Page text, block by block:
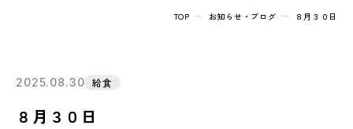
TOP お知らせ・ブログ ８月３０日
2025.08.30 給食
８月３０日